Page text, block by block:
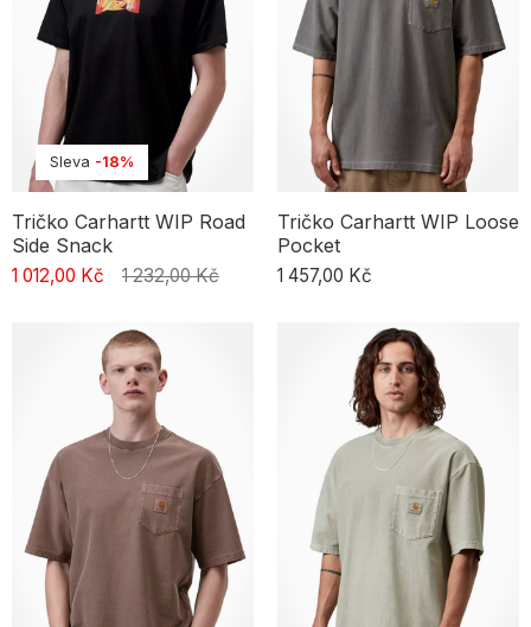
Sleva -18%
Tričko Carhartt WIP Road
Side Snack
1 012,00 Kč 1 232,00 Kč
Tričko Carhartt WIP Loose
Pocket
1 457,00 Kč